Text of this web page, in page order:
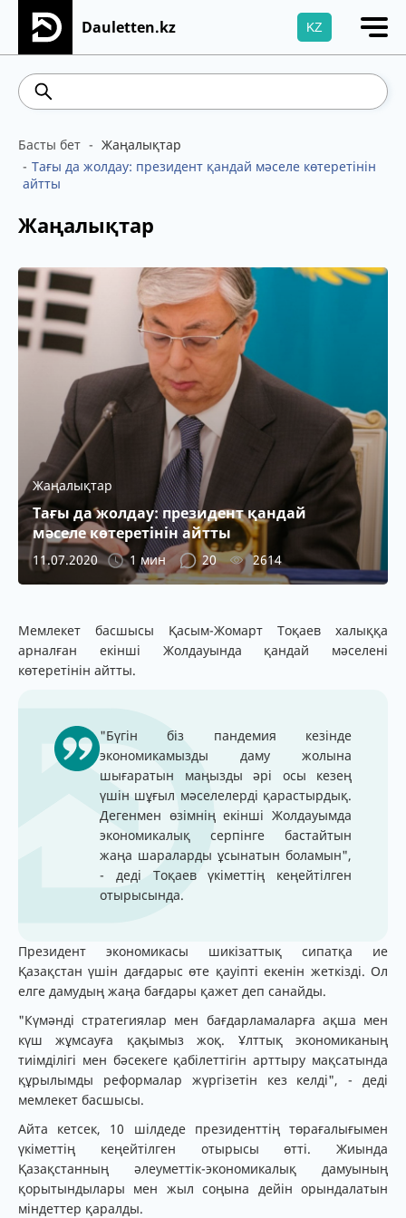
Dauletten.kz KZ
Сіздің өтінішіңіз сәтті жіберілді, Рақмет!
Басты бет
Жаңалықтар
Тағы да жолдау: президент қандай мәселе көтеретінін
айтты
Жаңалықтар
Жаңалықтар
Тағы да жолдау: президент қандай
мәселе көтеретінін айтты
11.07.2020 1 мин 20 2614
Мемлекет басшысы Қасым-Жомарт Тоқаев халыққа
арналған екінші Жолдауында қандай мәселені
көтеретінін айтты.
"Бүгін біз пандемия кезінде
экономикамызды даму жолына
шығаратын маңызды әрі осы кезең
үшін шұғыл мәселелерді қарастырдық.
Дегенмен өзімнің екінші Жолдауымда
экономикалық серпінге бастайтын
жаңа шараларды ұсынатын боламын",
- деді Тоқаев үкіметтің кеңейтілген
отырысында.
Президент экономикасы шикізаттық сипатқа ие
Қазақстан үшін дағдарыс өте қауіпті екенін жеткізді. Ол
елге дамудың жаңа бағдары қажет деп санайды.
"Күмәнді стратегиялар мен бағдарламаларға ақша мен
күш жұмсауға қақымыз жоқ. Ұлттық экономиканың
тиімділігі мен бәсекеге қабілеттігін арттыру мақсатында
құрылымды реформалар жүргізетін кез келді", - деді
мемлекет басшысы.
Айта кетсек, 10 шілдеде президенттің төрағалығымен
үкіметтің кеңейтілген отырысы өтті. Жиында
Қазақстанның әлеуметтік-экономикалық дамуының
қорытындылары мен жыл соңына дейін орындалатын
міндеттер қаралды.